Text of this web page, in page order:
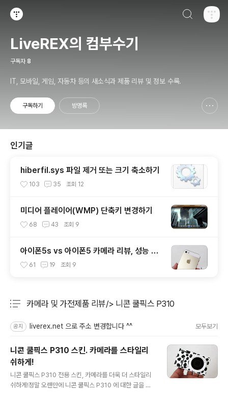
LiveREX의 컴부수기
구독자 8
IT, 모바일, 게임, 자동차 등의 새소식과 제품 리뷰 및 정보 수록.
구독하기 방명록
인기글
hiberfil.sys 파일 제거 또는 크기 축소하기
103 35 조회 12
미디어 플레이어(WMP) 단축키 변경하기
68 43 조회 9
아이폰5s vs 아이폰5 카메라 리뷰, 성능 및
화질 비교 테스트 후기
61 19 조회 9
카메라 및 가전제품 리뷰/> 니콘 쿨픽스 P310
공지 liverex.net 으로 주소 변경합니다 ^^ 모두보기
니콘 쿨픽스 P310 스킨. 카메라를 스타일리
쉬하게!
니콘 쿨픽스 P310 전용 스킨, 카메라를 더욱 더 스타일리
쉬하게!정말 오랜만에 니콘 쿨픽스 P310 에 대한 글을 담